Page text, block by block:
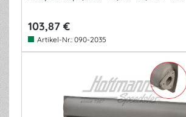
103,87 €
Artikel-Nr.: 090-2035